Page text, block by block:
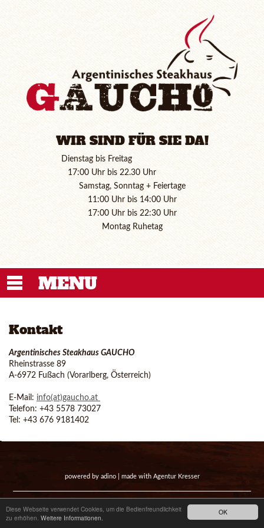
OK
Diese Webseite verwendet Cookies, um die Bedienfreundlichkeit
zu erhöhen. Weitere Informationen.
WIR SIND FÜR SIE DA!
Dienstag bis Freitag
17:00 Uhr bis 22.30 Uhr
Samstag, Sonntag + Feiertage
11:00 Uhr bis 14:00 Uhr
17:00 Uhr bis 22:30 Uhr
Montag Ruhetag
MENU
Kontakt
Argentinisches Steakhaus GAUCHO
Rheinstrasse 89
A-6972 Fußach (Vorarlberg, Österreich)
E-Mail: info(at)gaucho.at
Telefon: +43 5578 73027
Tel: +43 676 9181402
powered by adino| made with Agentur Kresser
Startseite | Impressum| Datenschutz | Kontakt